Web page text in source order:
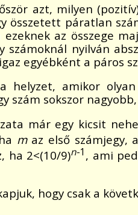
azt, milyen
összetett páratlan
ezeknek az összege
számoknál nyilván
egyébként a páros
helyzet, amikor
szám sokszor
már egy kicsit
maz első számjegy,
ha 2<(10/9)n-1 , ami
hogy csak a